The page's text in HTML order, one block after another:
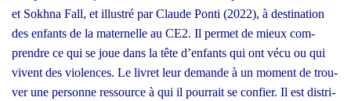
et Sokh­na Fall, et illus­tré par Claude Pon­ti (2022), à des­ti­na­tion
des enfants de la mater­nelle au CE2. Il per­met de mieux com­
prendre ce qui se joue dans la tête d’enfants qui ont vécu ou qui
vivent des vio­lences. Le livret leur demande à un moment de trou­
ver une per­sonne res­source à qui il pour­rait se confier. Il estdis­tri­